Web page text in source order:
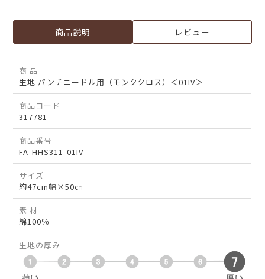
商品説明 レビュー
商 品
生地 パンチニードル用（モンククロス）＜01IV＞
商品コード
317781
商品番号
FA-HHS311-01IV
サイズ
約47cm幅×50㎝
素 材
綿100％
生地の厚み